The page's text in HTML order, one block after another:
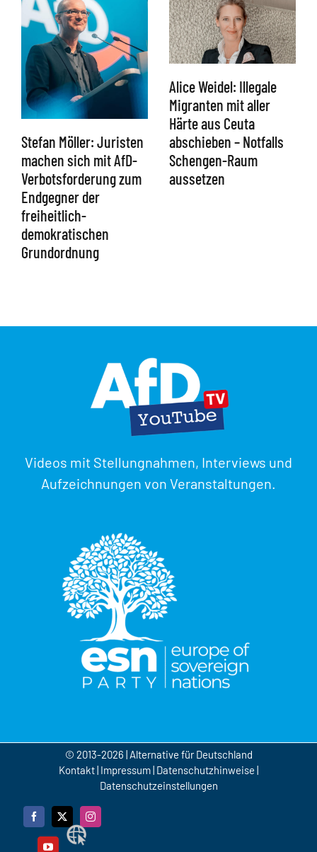
Stefan Möller: Juristen
machen sich mit AfD-
Verbotsforderung zum
Endgegner der
freiheitlich-
demokratischen
Grundordnung
Alice Weidel: Illegale
Migranten mit aller
Härte aus Ceuta
abschieben – Notfalls
Schengen-Raum
aussetzen
Videos mit Stellungnahmen, Interviews und
Aufzeichnungen von Veranstaltungen.
© 2013-2026 | Alternative für Deutschland
Kontakt| Impressum| Datenschutzhinweise |
Datenschutzeinstellungen
Facebook
X Instagram
Webseite